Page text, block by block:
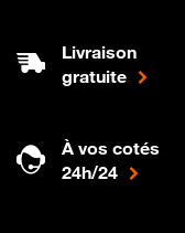
Livraison
gratuite
À vos cotés
24h/24